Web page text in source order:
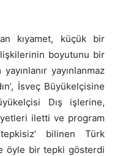
kıyamet, küçük bir
boyutunu bir
yayınlanmaz
İsveç Büyükelçisine
Dış işlerine,
iletti ve program
bilinen Türk
öyle bir tepki gösterdi